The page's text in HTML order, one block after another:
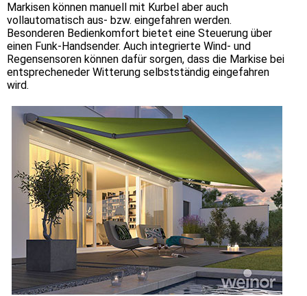
Markisen können manuell mit Kurbel aber auch
vollautomatisch aus- bzw. eingefahren werden.
Besonderen Bedienkomfort bietet eine Steuerung über
einen Funk-Handsender. Auch integrierte Wind- und
Regensensoren können dafür sorgen, dass die Markise bei
entsprecheneder Witterung selbstständig eingefahren
wird.